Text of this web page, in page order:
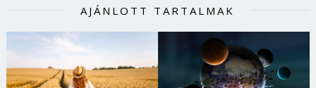
AJÁNLOTT TARTALMAK